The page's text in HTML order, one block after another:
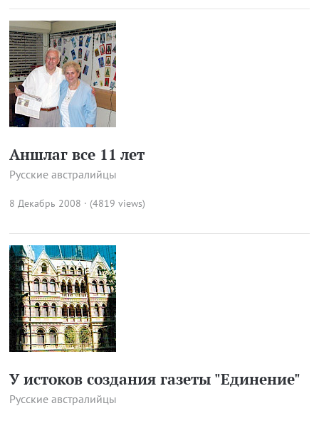
Аншлаг все 11 лет
Русские австралийцы
8 Декабрь 2008 · (4819 views)
У истоков создания газеты "Единение"
Русские австралийцы